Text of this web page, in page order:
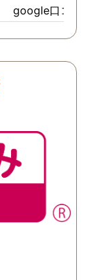
google口コミ